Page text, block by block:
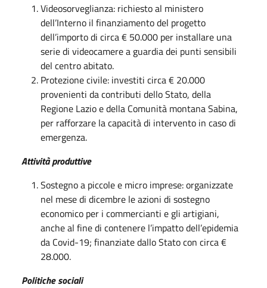
Videosorveglianza: richiesto al ministero
dell’Interno il finanziamento del progetto
dell’importo di circa € 50.000 per installare una
serie di videocamere a guardia dei punti sensibili
del centro abitato.
Protezione civile: investiti circa € 20.000
provenienti da contributi dello Stato, della
Regione Lazio e della Comunità montana Sabina,
per rafforzare la capacità di intervento in caso di
emergenza.
Attività produttive
Sostegno a piccole e micro imprese: organizzate
nel mese di dicembre le azioni di sostegno
economico per i commercianti e gli artigiani,
anche al fine di contenere l’impatto dell’epidemia
da Covid-19; finanziate dallo Stato con circa €
28.000.
Politiche sociali